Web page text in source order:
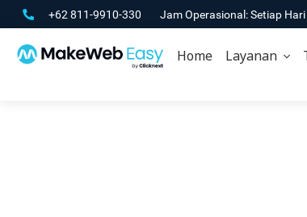
+62 811-9910-330 Jam Operasional: Setiap
Home Layanan